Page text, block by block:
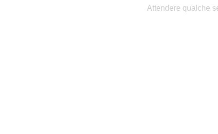
Attendere qualche